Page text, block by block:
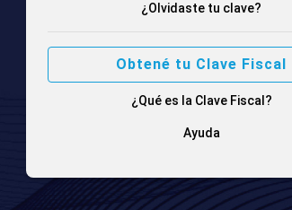
¿Olvidaste tu clave?
Obtené tu Clave Fiscal
¿Qué es la Clave Fiscal?
Ayuda